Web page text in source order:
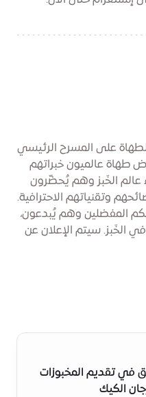
على المسرح الرئيسي
عالميون خبراتهم
الخَبز وهم يُحضّرون
وتقنياتهم الاحترافية.
المفضلين وهم يُبدعون،
الخَبز. سيتم الإعلان عن
في تقديم المخبوزات
الكيك